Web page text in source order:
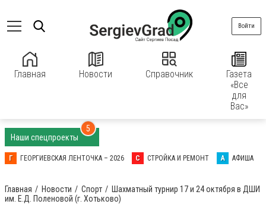
Главная Новости Справочник
Газета
«Все
для
Вас»
Войти
Наши спецпроекты
5
Г ГЕОРГИЕВСКАЯ ЛЕНТОЧКА – 2026 С СТРОЙКА И РЕМОНТ А АФИША
Главная Новости Спорт
Шахматный турнир 17 и 24 октября в ДШИ
им. Е.Д. Поленовой (г. Хотьково)